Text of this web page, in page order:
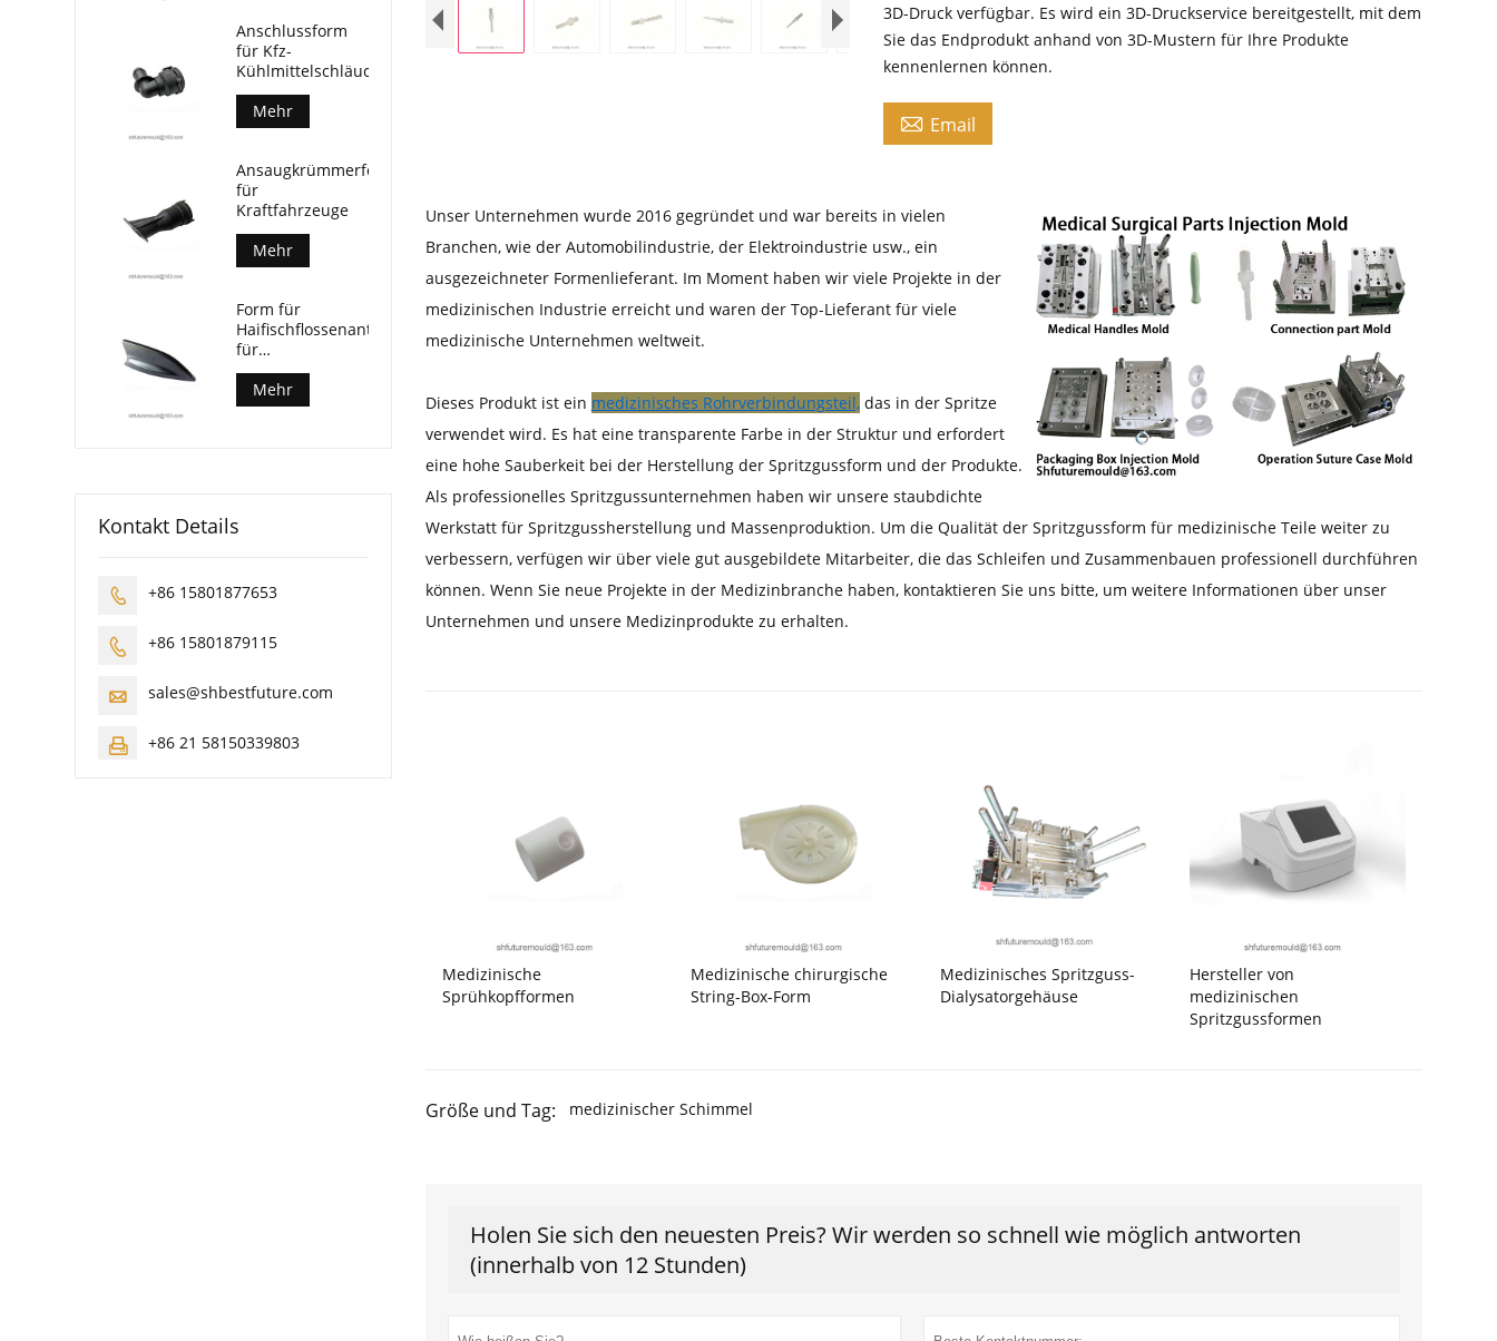
3D-Druck verfügbar. Es wird ein 3D-Druckservice bereitgestellt, mit dem
Sie das Endprodukt anhand von 3D-Mustern für Ihre Produkte
kennenlernen können.
 Email
Unser Unternehmen wurde 2016 gegründet und war bereits in vielen
Branchen, wie der Automobilindustrie, der Elektroindustrie usw., ein
ausgezeichneter Formenlieferant. Im Moment haben wir viele Projekte in der
medizinischen Industrie erreicht und waren der Top-Lieferant für viele
medizinische Unternehmen weltweit.
Dieses Produkt ist ein medizinisches Rohrverbindungsteil,das in der Spritze
verwendet wird. Es hat eine transparente Farbe in der Struktur und erfordert
eine hohe Sauberkeit bei der Herstellung der Spritzgussform und der Produkte.
Als professionelles Spritzgussunternehmen haben wir unsere staubdichte
Werkstatt für Spritzgussherstellung und Massenproduktion. Um die Qualität der Spritzgussform für medizinische Teile weiter zu
verbessern, verfügen wir über viele gut ausgebildete Mitarbeiter, die das Schleifen und Zusammenbauen professionell durchführen
können. Wenn Sie neue Projekte in der Medizinbranche haben, kontaktieren Sie uns bitte, um weitere Informationen über unser
Unternehmen und unsere Medizinprodukte zu erhalten.
Medizinische
Sprühkopfformen
Medizinische chirurgische
String-Box-Form
Medizinisches Spritzguss-
Dialysatorgehäuse
Hersteller von
medizinischen
Spritzgussformen
Größe und Tag: medizinischer Schimmel
Holen Sie sich den neuesten Preis? Wir werden so schnell wie möglich antworten
(innerhalb von 12 Stunden)
Anschlussform
für Kfz-
Kühlmittelschläuche
Mehr
Ansaugkrümmerform
für
Kraftfahrzeuge
Mehr
Form für
Haifischflossenantennen
für
Kraftfahrzeuge
Mehr
Kontakt Details
 +86 15801877653
 +86 15801879115
 sales@shbestfuture.com
 +86 21 58150339803